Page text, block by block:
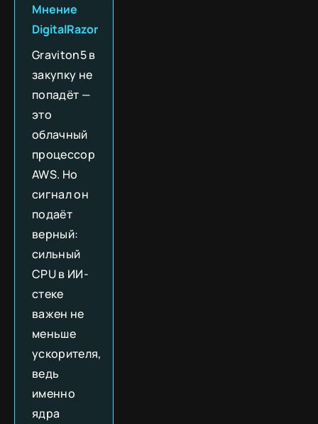
Мнение
DigitalRazor
Graviton5 в
закупку не
попадёт —
это
облачный
процессор
AWS. Но
сигнал он
подаёт
верный:
сильный
CPU в ИИ-
стеке
важен не
меньше
ускорителя,
ведь
именно
ядра